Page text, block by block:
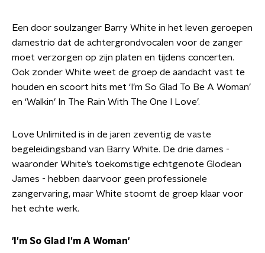
Een door soulzanger Barry White in het leven geroepen
damestrio dat de achtergrondvocalen voor de zanger
moet verzorgen op zijn platen en tijdens concerten.
Ook zonder White weet de groep de aandacht vast te
houden en scoort hits met ‘I’m So Glad To Be A Woman’
en ‘Walkin’ In The Rain With The One I Love’.
Love Unlimited is in de jaren zeventig de vaste
begeleidingsband van Barry White. De drie dames -
waaronder White’s toekomstige echtgenote Glodean
James - hebben daarvoor geen professionele
zangervaring, maar White stoomt de groep klaar voor
het echte werk.
'I’m So Glad I’m A Woman'